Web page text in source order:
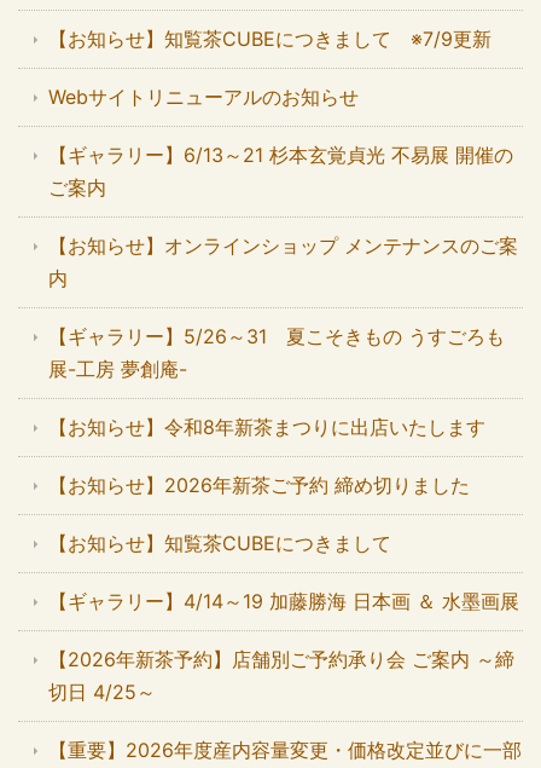
【お知らせ】知覧茶CUBEにつきまして ※7/9更新
Webサイトリニューアルのお知らせ
【ギャラリー】6/13～21 杉本玄覚貞光 不易展 開催の
ご案内
【お知らせ】オンラインショップ メンテナンスのご案
内
【ギャラリー】5/26～31 夏こそきもの うすごろも
展-工房 夢創庵-
【お知らせ】令和8年新茶まつりに出店いたします
【お知らせ】2026年新茶ご予約 締め切りました
【お知らせ】知覧茶CUBEにつきまして
【ギャラリー】4/14～19 加藤勝海 日本画 ＆ 水墨画展
【2026年新茶予約】店舗別ご予約承り会 ご案内 ～締
切日 4/25～
【重要】2026年度産内容量変更・価格改定並びに一部